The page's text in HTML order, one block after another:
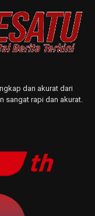
dan akurat dari
sangat rapi dan akurat.